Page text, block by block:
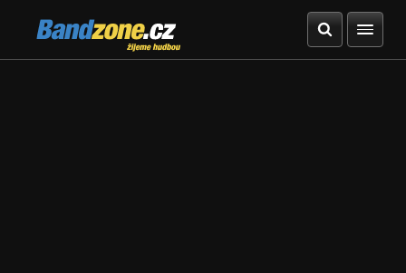
Bandzone.cz
žijeme hudbou